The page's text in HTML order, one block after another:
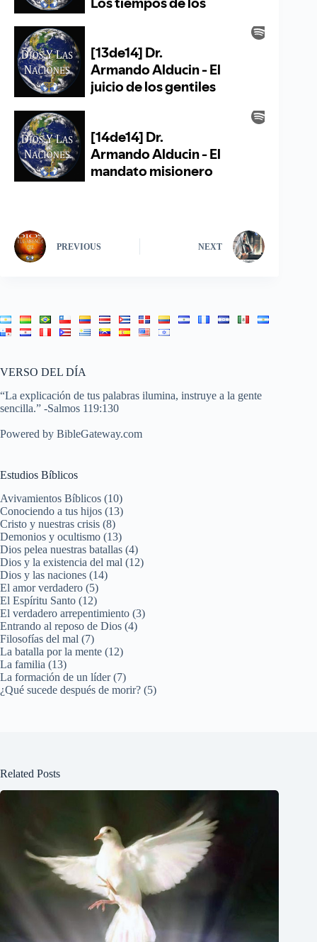
PREVIOUS NEXT
VERSO DEL DÍA
“La explicación de tus palabras ilumina, instruye a la gente
sencilla.” -Salmos 119:130
Powered by BibleGateway.com
Estudios Bíblicos
Avivamientos Bíblicos (10)
Conociendo a tus hijos (13)
Cristo y nuestras crisis (8)
Demonios y ocultismo (13)
Dios pelea nuestras batallas (4)
Dios y la existencia del mal (12)
Dios y las naciones (14)
El amor verdadero (5)
El Espíritu Santo (12)
El verdadero arrepentimiento (3)
Entrando al reposo de Dios (4)
Filosofías del mal (7)
La batalla por la mente (12)
La familia (13)
La formación de un líder (7)
¿Qué sucede después de morir? (5)
Related Posts